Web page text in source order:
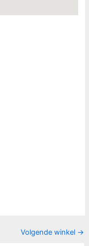
Volgende winkel →